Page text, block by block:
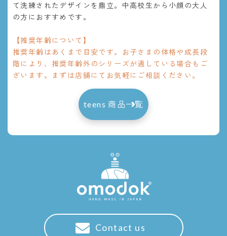
て洗練されたデザインを鼎立。中高校生から小顔の大人
の方におすすめです。
【推奨年齢について】
推奨年齢はあくまで目安です。お子さまの体格や成長段
階により、推奨年齢外のシリーズが適している場合もご
ざいます。まずは店舗にてお気軽にご相談ください。
teens 商品一覧
Contact us